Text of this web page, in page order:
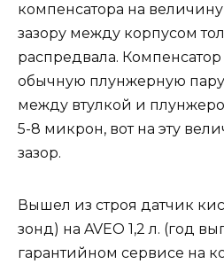
компенсатора на
зазору между корпусом
распредвала.
обычную плунжерную
между втулкой и
5-8 микрон, вот на эту
зазор.
Вышел из строя датчик
зонд) на AVEO 1,2 л. (год
гарантийном сервисе на